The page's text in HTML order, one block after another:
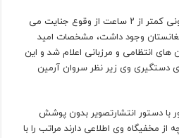
در حالی که بنا به نظر پزشکی قانونی کمتر از ۲ ساعت از وقوع جنایت می
وجود داشت، مشخصات امید
های انتظامی و مرزبانی اعلام شد و این
دستگیری وی زیر نظر سروان آرمین
دستور انتشارتصویر بدون پوشش
مخفیگاه وی اطلاعی دارند مراتب را با